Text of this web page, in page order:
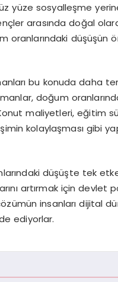
yüze sosyalleşme
arasında doğal olarak
oranlarındaki düşüşün
bu konuda daha
doğum
maliyetleri, eğitim
kolaylaşması gibi
düşüşte tek
artırmak için devlet
insanları dijital
ediyorlar.